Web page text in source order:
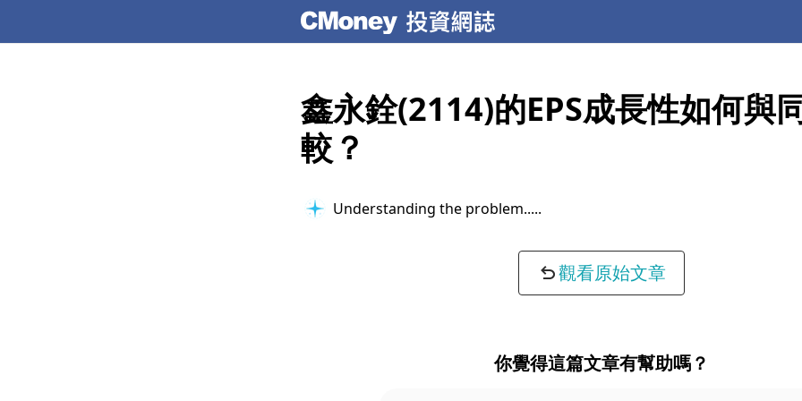
鑫永銓(2114)的EPS成長性如何與
較？
Understanding the problem...
觀看原始文章
你覺得這篇文章有幫助嗎？